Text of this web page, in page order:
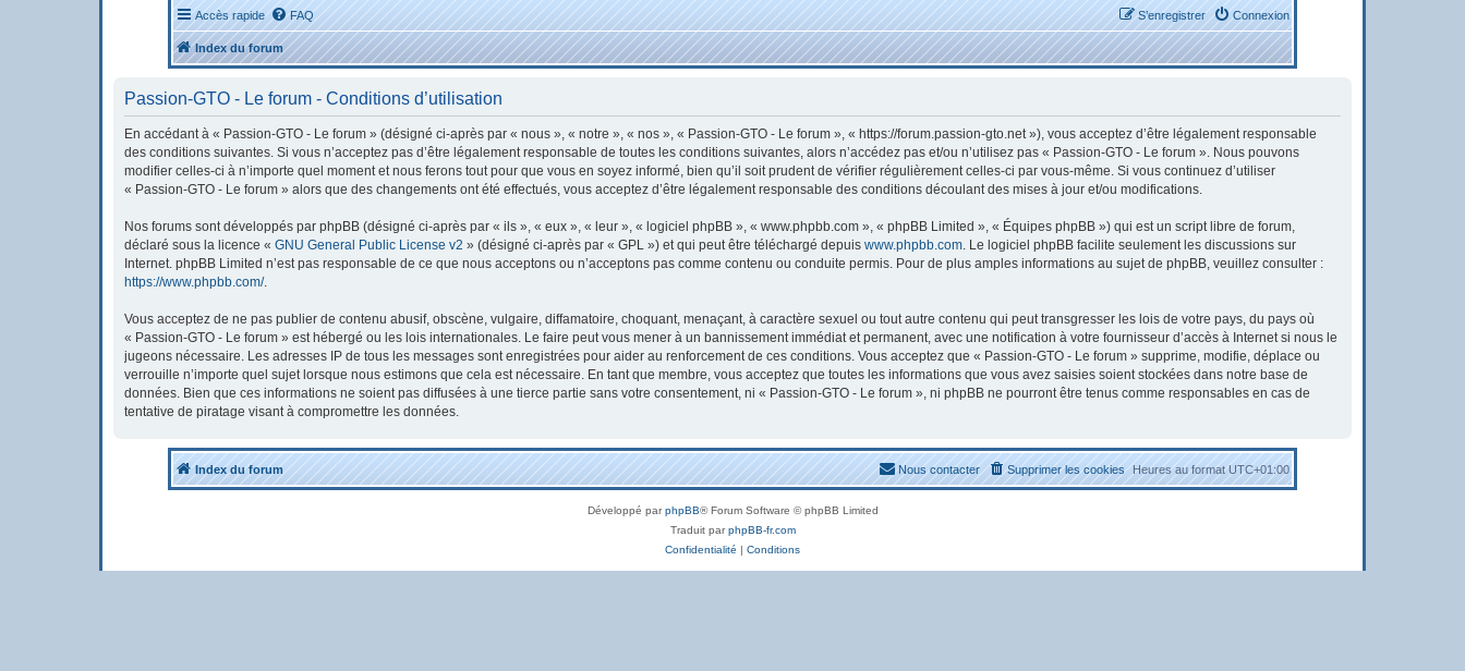
Accès rapide FAQ Connexion
S’enregistrer
Index du forum
Passion-GTO - Le forum - Conditions d’utilisation
En accédant à « Passion-GTO - Le forum » (désigné ci-après par « nous », « notre », « nos », « Passion-GTO - Le forum », « https://forum.passion-gto.net »), vous acceptez d’être légalement responsable
des conditions suivantes. Si vous n’acceptez pas d’être légalement responsable de toutes les conditions suivantes, alors n’accédez pas et/ou n’utilisez pas « Passion-GTO - Le forum ». Nous pouvons
modifier celles-ci à n’importe quel moment et nous ferons tout pour que vous en soyez informé, bien qu’il soit prudent de vérifier régulièrement celles-ci par vous-même. Si vous continuez d’utiliser
« Passion-GTO - Le forum » alors que des changements ont été effectués, vous acceptez d’être légalement responsable des conditions découlant des mises à jour et/ou modifications.
Nos forums sont développés par phpBB (désigné ci-après par « ils », « eux », « leur », « logiciel phpBB », « www.phpbb.com », « phpBB Limited », « Équipes phpBB ») qui est un script libre de forum,
déclaré sous la licence « GNU General Public License v2 » (désigné ci-après par « GPL ») et qui peut être téléchargé depuis www.phpbb.com. Le logiciel phpBB facilite seulement les discussions sur
Internet. phpBB Limited n’est pas responsable de ce que nous acceptons ou n’acceptons pas comme contenu ou conduite permis. Pour de plus amples informations au sujet de phpBB, veuillez consulter :
https://www.phpbb.com/.
Vous acceptez de ne pas publier de contenu abusif, obscène, vulgaire, diffamatoire, choquant, menaçant, à caractère sexuel ou tout autre contenu qui peut transgresser les lois de votre pays, du pays où
« Passion-GTO - Le forum » est hébergé ou les lois internationales. Le faire peut vous mener à un bannissement immédiat et permanent, avec une notification à votre fournisseur d’accès à Internet si nous le
jugeons nécessaire. Les adresses IP de tous les messages sont enregistrées pour aider au renforcement de ces conditions. Vous acceptez que « Passion-GTO - Le forum » supprime, modifie, déplace ou
verrouille n’importe quel sujet lorsque nous estimons que cela est nécessaire. En tant que membre, vous acceptez que toutes les informations que vous avez saisies soient stockées dans notre base de
données. Bien que ces informations ne soient pas diffusées à une tierce partie sans votre consentement, ni « Passion-GTO - Le forum », ni phpBB ne pourront être tenus comme responsables en cas de
tentative de piratage visant à compromettre les données.
Index du forum Heures au formatUTC+01:00
Supprimer les cookies
Nous contacter
Développé parphpBB® Forum Software © phpBB Limited
Traduit parphpBB-fr.com
Confidentialité | Conditions